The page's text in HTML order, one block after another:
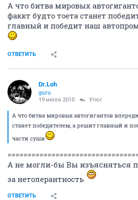
А что битва мировых
факкт будто тоета станет
главный и победит наш
ОТВЕТИТЬ
Dr.Loh
guru
19 июля 2010 Утюг
А что битва мировых автогигантов
станет победителем, а решит главный и
части суши
А не могли-бы Вы изъясняться
за нетолерантность
ОТВЕТИТЬ